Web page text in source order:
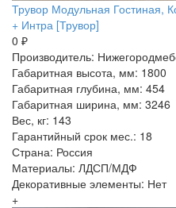
Трувор Модульная Гостиная,
+ Интра [Трувор]
0 ₽
Производитель:
Габаритная высота, мм: 1800
Габаритная глубина, мм: 454
Габаритная ширина, мм: 3246
Вес, кг: 143
Гарантийный срок мес.: 18
Страна: Россия
Материалы: ЛДСП/МДФ
Декоративные элементы: Нет
+